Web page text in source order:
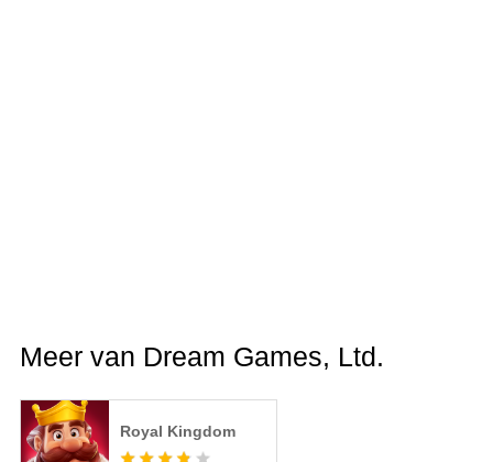
Meer van Dream Games, Ltd.
Royal Kingdom